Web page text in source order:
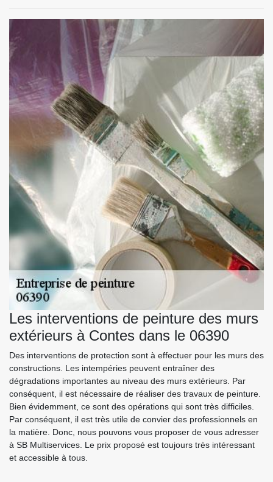
Les interventions de peinture des murs
extérieurs à Contes dans le 06390
Des interventions de protection sont à effectuer pour les murs des
constructions. Les intempéries peuvent entraîner des
dégradations importantes au niveau des murs extérieurs. Par
conséquent, il est nécessaire de réaliser des travaux de peinture.
Bien évidemment, ce sont des opérations qui sont très difficiles.
Par conséquent, il est très utile de convier des professionnels en
la matière. Donc, nous pouvons vous proposer de vous adresser
à SB Multiservices. Le prix proposé est toujours très intéressant
et accessible à tous.